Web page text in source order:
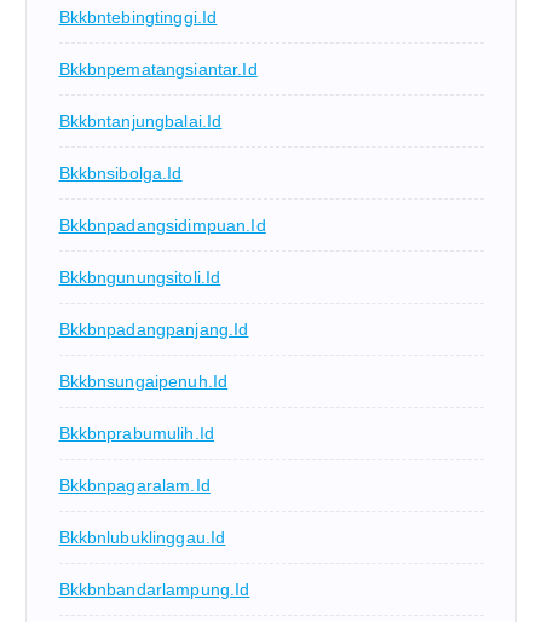
Bkkbntebingtinggi.id
Bkkbnpematangsiantar.id
Bkkbntanjungbalai.id
Bkkbnsibolga.id
Bkkbnpadangsidimpuan.id
Bkkbngunungsitoli.id
Bkkbnpadangpanjang.id
Bkkbnsungaipenuh.id
Bkkbnprabumulih.id
Bkkbnpagaralam.id
Bkkbnlubuklinggau.id
Bkkbnbandarlampung.id